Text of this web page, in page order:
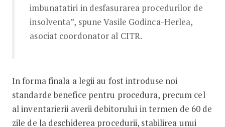
imbunatatiri in desfasurarea procedurilor de
insolventa”, spune Vasile Godinca-Herlea,
asociat coordonator al CITR.
In forma finala a legii au fost introduse noi
standarde benefice pentru procedura, precum cel
al inventarierii averii debitorului in termen de 60 de
zile de la deschiderea procedurii, stabilirea unui